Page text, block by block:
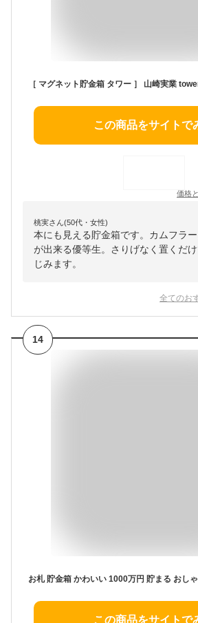
この商品をサイトで
価格
桃実さん(50代・女性)
本にも見える貯金箱です。カムフラ
が出来る優等生。さりげなく置くだ
じみます。
全てのお
14
この商品をサイトで